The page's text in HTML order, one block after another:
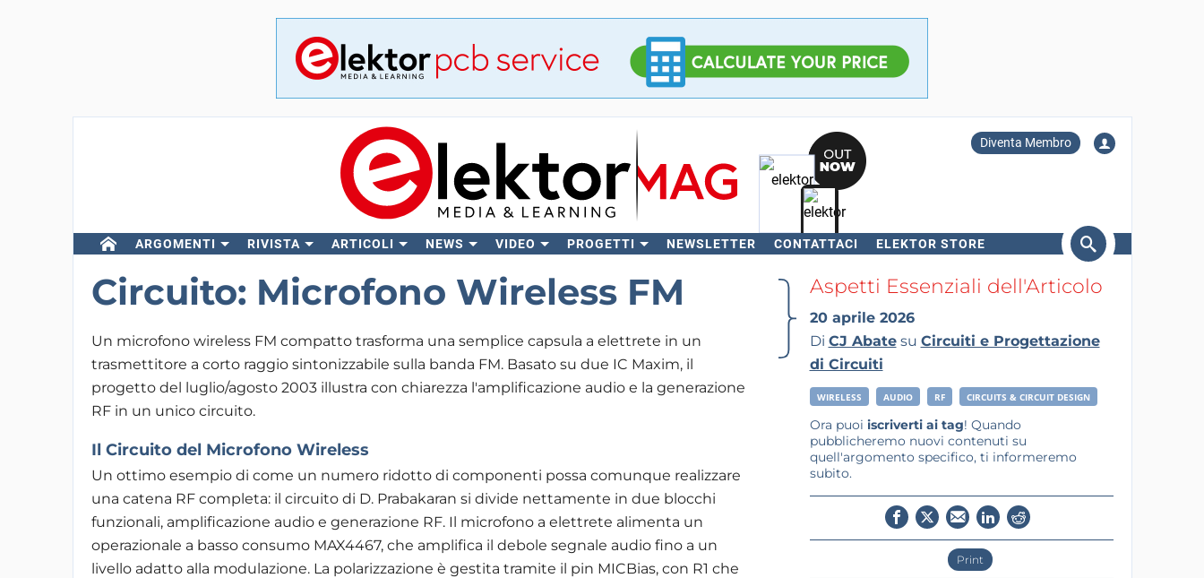
Diventa Membro
ARGOMENTI RIVISTA ARTICOLI NEWS VIDEO PROGETTI NEWSLETTER CONTATTACI ELEKTOR STORE
Cerca
Circuito: Microfono Wireless FM
Un microfono wireless FM compatto trasforma una semplice capsula a elettrete in un
trasmettitore a corto raggio sintonizzabile sulla banda FM. Basato su due IC Maxim, il
progetto del luglio/agosto 2003 illustra con chiarezza l'amplificazione audio e la generazione
RF in un unico circuito.
Il Circuito del Microfono Wireless
Un ottimo esempio di come un numero ridotto di componenti possa comunque realizzare
una catena RF completa: il circuito di D. Prabakaran si divide nettamente in due blocchi
funzionali, amplificazione audio e generazione RF. Il microfono a elettrete alimenta un
operazionale a basso consumo MAX4467, che amplifica il debole segnale audio fino a un
livello adatto alla modulazione. La polarizzazione è gestita tramite il pin MICBias, con R1 che
Aspetti Essenziali dell'Articolo
20 aprile 2026
Di CJ Abatesu Circuiti e Progettazione
di Circuiti
WIRELESS AUDIO RF CIRCUITS & CIRCUIT DESIGN
Ora puoi iscriverti ai tag! Quando
pubblicheremo nuovi contenuti su
quell'argomento specifico, ti informeremo
subito.
Print